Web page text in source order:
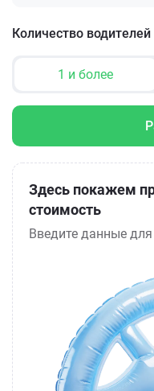
Количество водителей
1 и более
Здесь покажем
стоимость
Введите данные для